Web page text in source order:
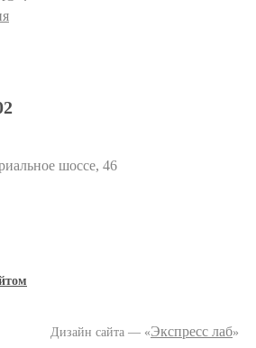
шоссе, 46
Дизайн сайта — «Экспресс лаб»